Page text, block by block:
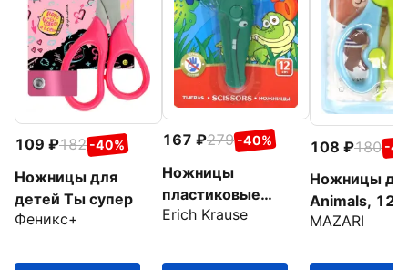
109 182 -40%
Ножницы для
детей Ты супер
Феникс+
167 279 -40%
Ножницы
пластиковые
Artberry Wild
ассортименте
Erich Krause
108 180 -
Ножницы
Animals,
MAZARI